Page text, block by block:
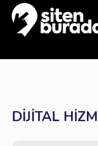
DIJITAL